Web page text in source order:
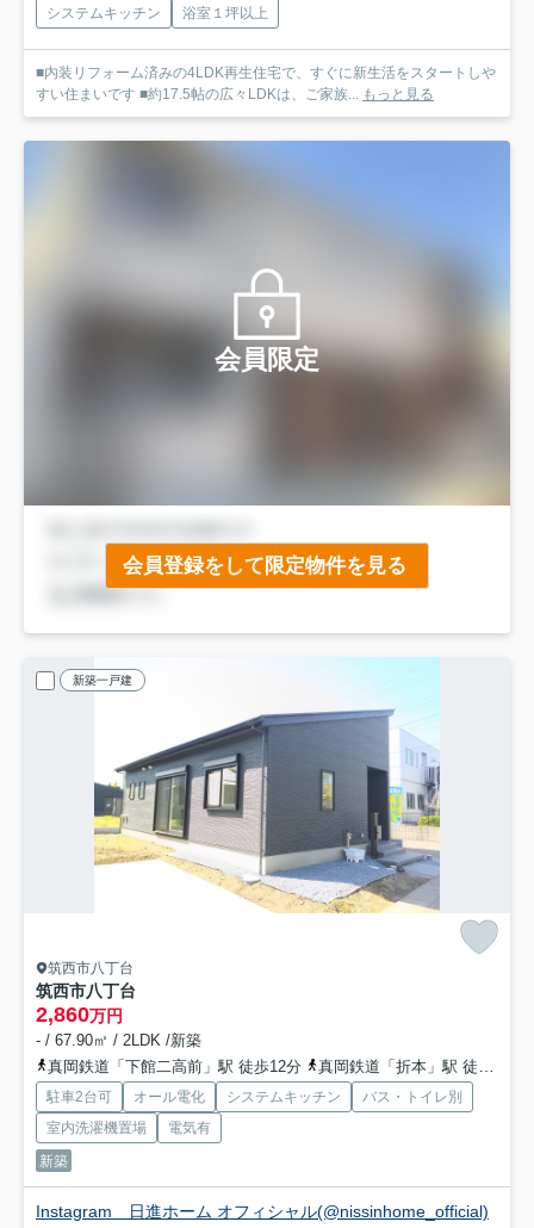
システムキッチン
浴室１坪以上
■内装リフォーム済みの4LDK再生住宅で、すぐに新生活をスタートしや
すい住まいです ■約17.5帖の広々LDKは、ご家族... もっと見る
会員限定
会員登録をして限定物件を見る
新築一戸建
筑西市八丁台
筑西市八丁台
2,860万円
- / 67.90㎡ / 2LDK /新築
真岡鉄道「下館二高前」駅 徒歩12分
真岡鉄道「折本」駅 徒歩24分
駐車2台可 オール電化 システムキッチン
バス・トイレ別
室内洗濯機置場
電気有
新築
Instagram 日進ホーム オフィシャル(@nissinhome_official)